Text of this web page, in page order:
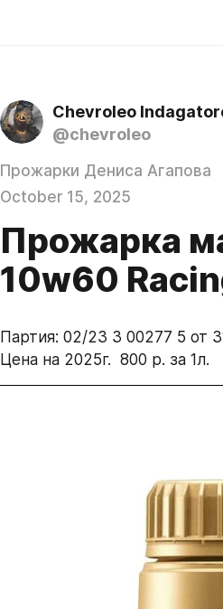
Chevroleo
@chevroleo
Прожарки Дениса Агапова
October 15, 2025
Прожарка
10w60
Партия: 02/23 3 00277 5 от
Цена на 2025г.  800 р. за 1л.